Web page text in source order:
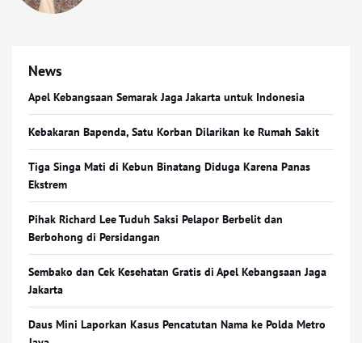
News
Apel Kebangsaan Semarak Jaga Jakarta untuk Indonesia
Kebakaran Bapenda, Satu Korban Dilarikan ke Rumah Sakit
Tiga Singa Mati di Kebun Binatang Diduga Karena Panas
Ekstrem
Pihak Richard Lee Tuduh Saksi Pelapor Berbelit dan
Berbohong di Persidangan
Sembako dan Cek Kesehatan Gratis di Apel Kebangsaan Jaga
Jakarta
Daus Mini Laporkan Kasus Pencatutan Nama ke Polda Metro